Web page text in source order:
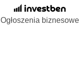
Ogłoszenia biznesowe